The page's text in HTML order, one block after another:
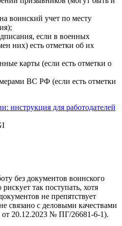
воинский учет по месту
если в военных
них) есть отметки об их
карты (если есть отметки о
ВС РФ (если есть отметки
инструкция для работодателей
без документов воинского
так поступать, хотя
не препятствует
связано с деловыми качествами
от 20.12.2023 № ПГ/26681-6-1).